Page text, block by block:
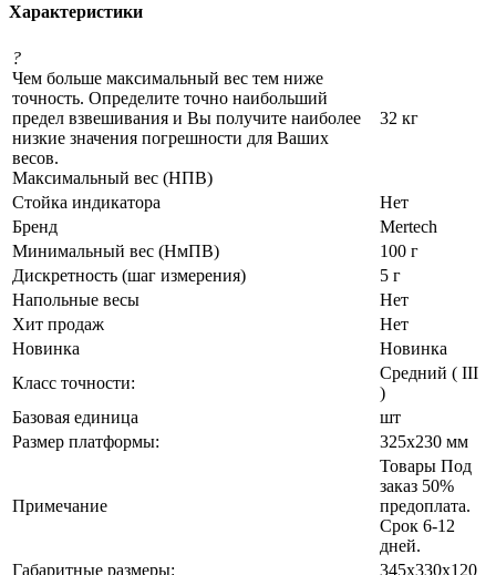
Характеристики
?
Чем больше максимальный вес тем ниже
точность. Определите точно наибольший
предел взвешивания и Вы получите наиболее
низкие значения погрешности для Ваших
весов.
Максимальный вес (НПВ)
32 кг
Стойка индикатора
Нет
Бренд
Mertech
Минимальный вес (НмПВ)
100 г
Дискретность (шаг измерения)
5 г
Напольные весы
Нет
Хит продаж
Нет
Новинка
Новинка
Класс точности:
Средний ( III
)
Базовая единица
шт
Размер платформы:
325х230 мм
Примечание
Товары Под
заказ 50%
предоплата.
Срок 6-12
дней.
Габаритные размеры:
345х330х120